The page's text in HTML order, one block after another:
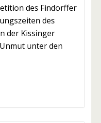
des Findorffer
des
der Kissinger
unter den